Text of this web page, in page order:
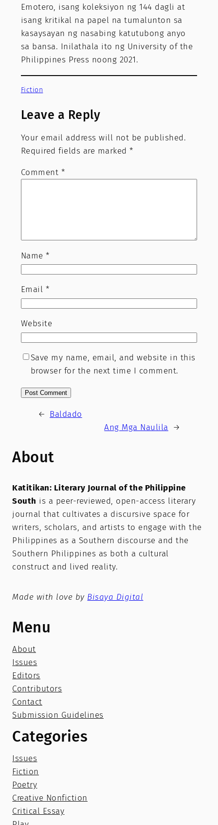
Emotero, isang koleksiyon ng 144 dagli at
isang kritikal na papel na tumalunton sa
kasaysayan ng nasabing katutubong anyo
sa bansa. Inilathala ito ng University of the
Philippines Press noong 2021.
Fiction
Leave a Reply
Your email address will not be published.
Required fields are marked*
Comment *
Name*
Email *
Website
Save my name, email, and website in this
browser for the next time I comment.
← Baldado
Ang Mga Naulila
→
About
Katitikan: Literary Journal of the Philippine
South is a peer-reviewed, open-access literary
journal that cultivates a discursive space for
writers, scholars, and artists to engage with the
Philippines as a Southern discourse and the
Southern Philippines as both a cultural
construct and lived reality.
Made with love by Bisaya Digital
Menu
About
Issues
Editors
Contributors
Contact
Submission Guidelines
Categories
Issues
Fiction
Poetry
Creative Nonfiction
Critical Essay